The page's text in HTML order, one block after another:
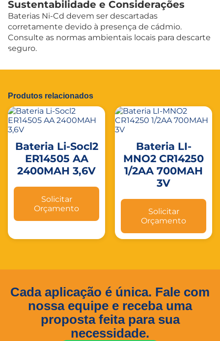
Sustentabilidade e Considerações
Baterias Ni-Cd devem ser descartadas
corretamente devido à presença de cádmio.
Consulte as normas ambientais locais para descarte
seguro.
Produtos relacionados
Bateria Li-Socl2
ER14505 AA
2400MAH 3,6V
Solicitar
Orçamento
Bateria LI-
MNO2 CR14250
1/2AA 700MAH
3V
Solicitar
Orçamento
Cada aplicação é única. Fale com
nossa equipe e receba uma
proposta feita para sua
necessidade.